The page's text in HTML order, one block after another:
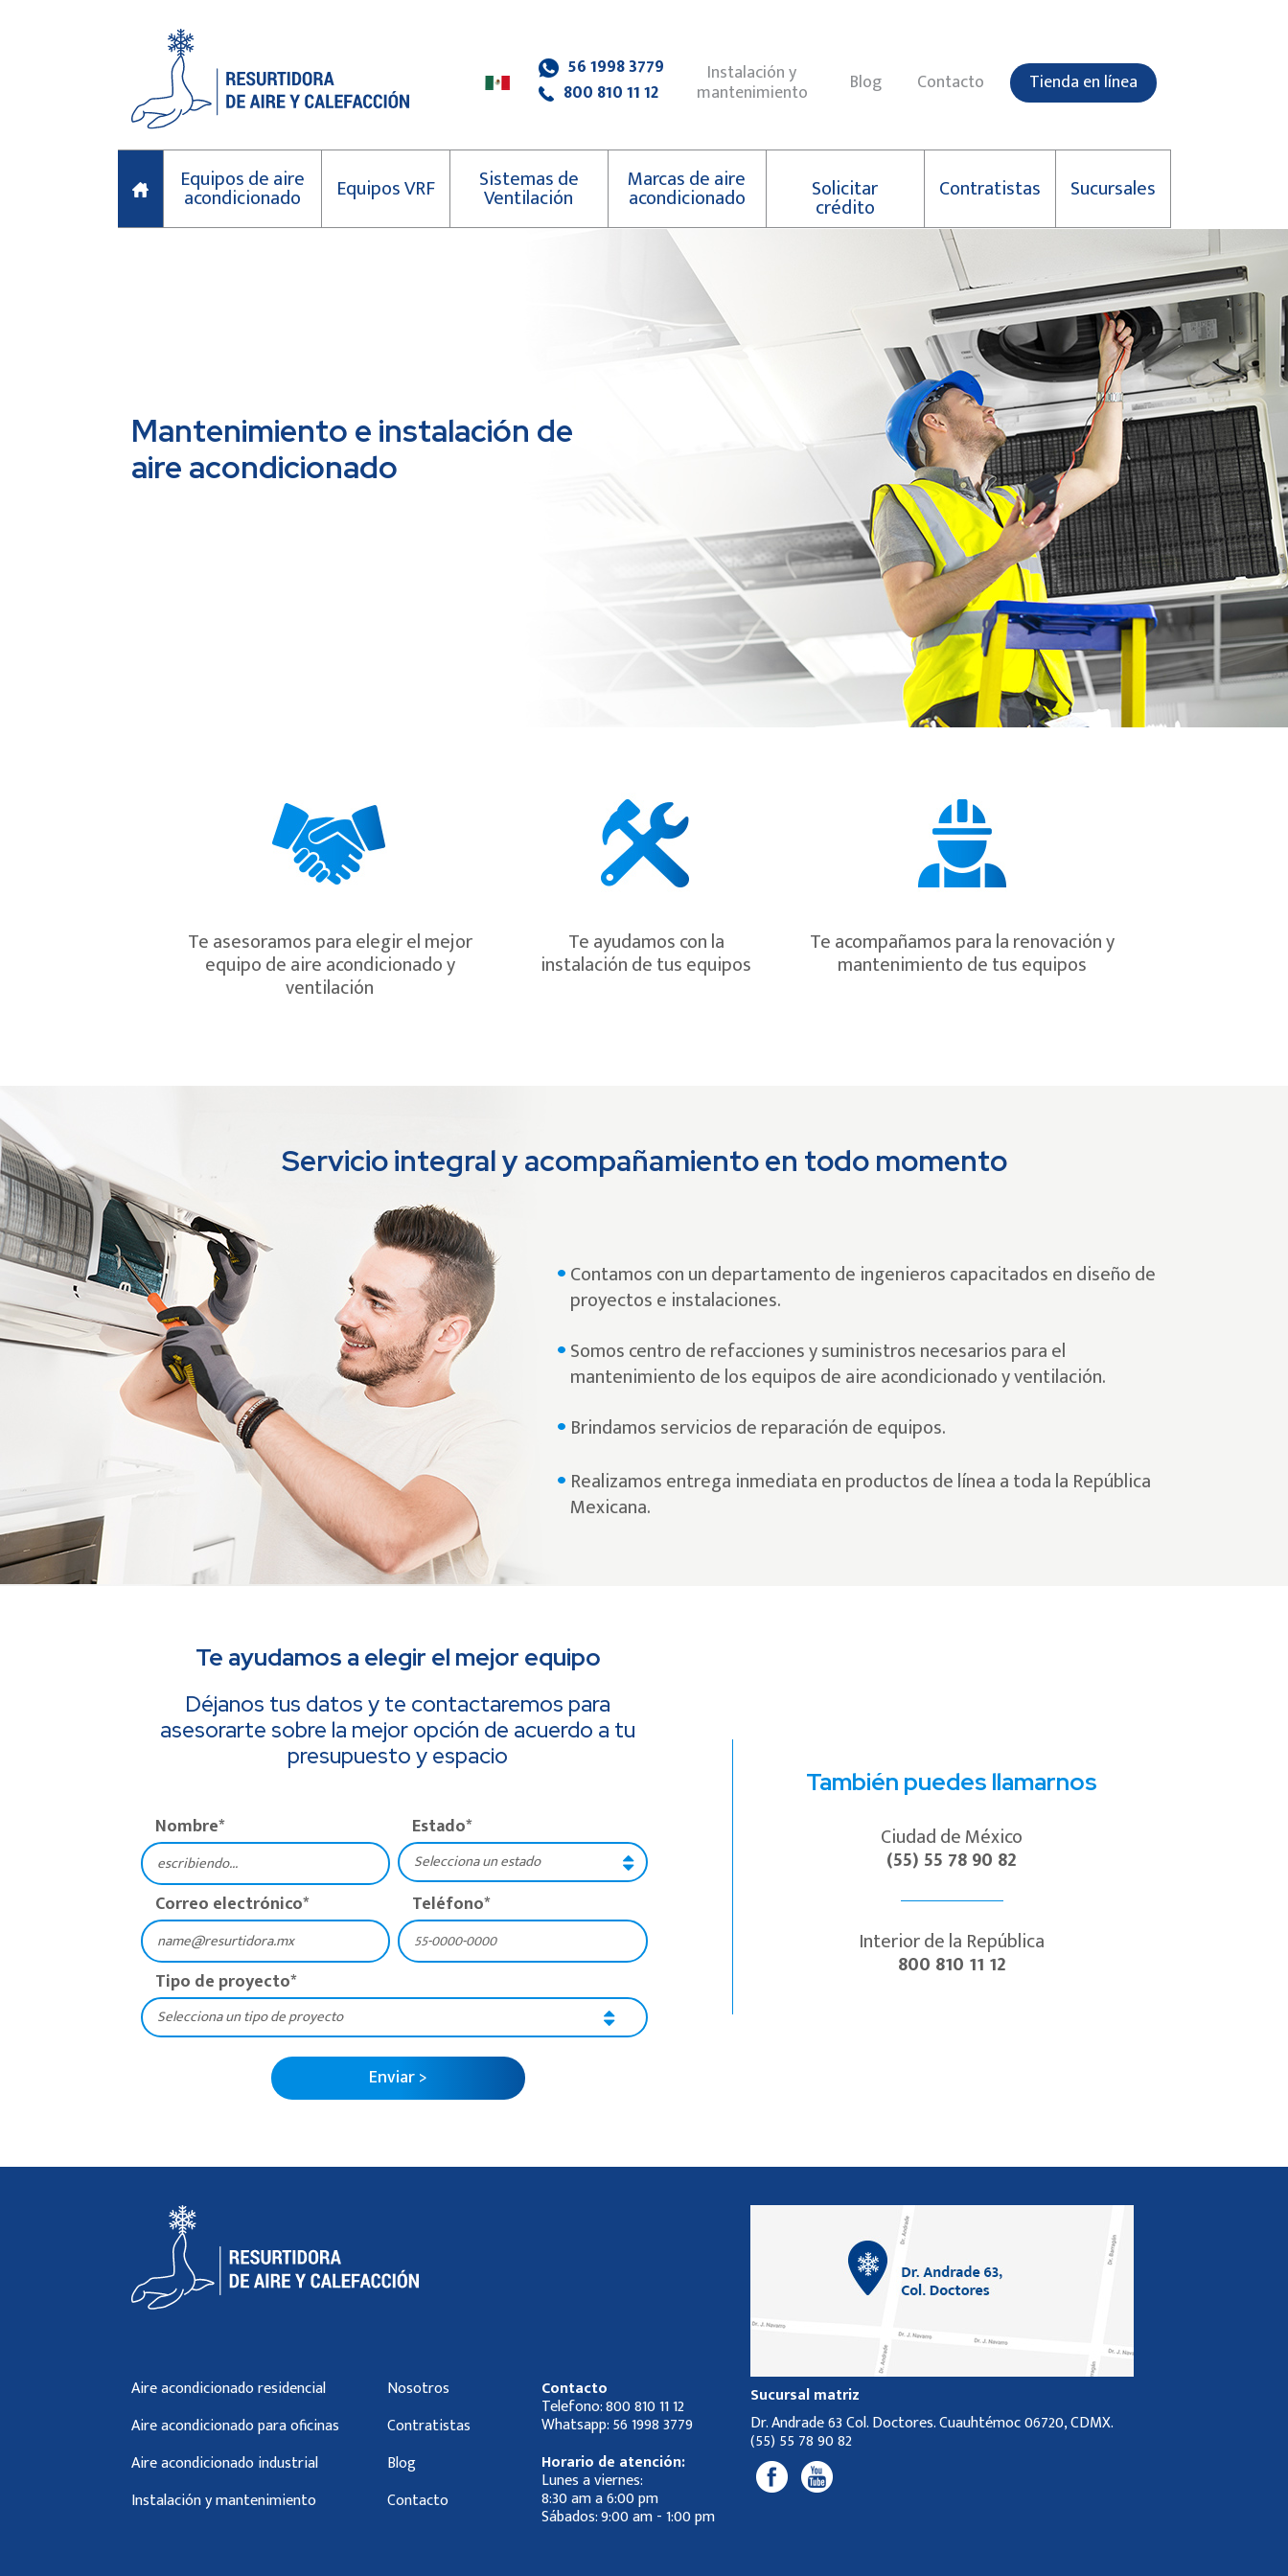
56 1998 3779
800 810 11 12
Instalación y
mantenimiento Blog Contacto Tienda en línea
Equipos de aire
acondicionado Equipos VRF Sistemas de
Ventilación
Marcas de aire
acondicionado Solicitar
crédito
Contratistas Sucursales
Mantenimiento e instalación de
aire acondicionado
Te asesoramos para elegir el mejor
equipo de aire acondicionado y
ventilación
Te ayudamos con la
instalación de tus equipos
Te acompañamos para la renovación y
mantenimiento de tus equipos
Servicio integral y acompañamiento en todo momento
Contamos con un departamento de ingenieros capacitados en diseño de
proyectos e instalaciones.
Somos centro de refacciones y suministros necesarios para el
mantenimiento de los equipos de aire acondicionado y ventilación.
Brindamos servicios de reparación de equipos.
Realizamos entrega inmediata en productos de línea a toda la República
Mexicana.
Te ayudamos a elegir el mejor equipo
Déjanos tus datos y te contactaremos para
asesorarte sobre la mejor opción de acuerdo a tu
presupuesto y espacio
Nombre* Estado*
Correo electrónico* Teléfono*
Tipo de proyecto*
También puedes llamarnos
Ciudad de México
(55) 55 78 90 82
Interior de la República
800 810 11 12
Aire acondicionado residencial
Aire acondicionado para oficinas
Aire acondicionado industrial
Instalación y mantenimiento
Nosotros
Contratistas
Blog
Contacto
Contacto
Telefono:800 810 11 12
Whatsapp:56 1998 3779
Horario de atención:
Lunes a viernes:
8:30 am a 6:00 pm
Sábados: 9:00 am - 1:00 pm
Sucursal matriz
Dr. Andrade 63 Col. Doctores. Cuauhtémoc 06720, CDMX.
(55) 55 78 90 82